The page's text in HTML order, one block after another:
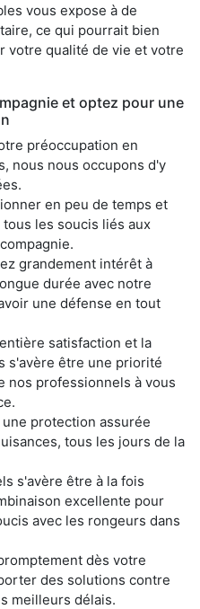
vous expose à de
ce qui pourrait bien
votre qualité de vie et votre
et optez pour une
préoccupation en
nous nous occupons d'y
en peu de temps et
les soucis liés aux
grandement intérêt à
durée avec notre
une défense en tout
satisfaction et la
s'avère être une priorité
nos professionnels à vous
protection assurée
tous les jours de la
s'avère être à la fois
excellente pour
avec les rongeurs dans
dès votre
des solutions contre
meilleurs délais.